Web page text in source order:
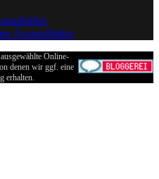
Ausmalbilder
Online-
denen wir ggf. eine
erhalten.